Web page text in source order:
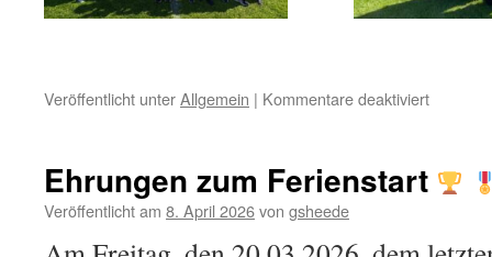
Veröffentlicht unterAllgemein | Kommentare deaktiviertfür
Ein
Einsatz
Ehrungen zum Ferienstart
Veröffentlicht am 8. April 2026von gsheede